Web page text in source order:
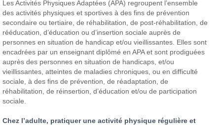
Les Activités Physiques Adaptées (APA) regroupent l’ensemble
des activités physiques et sportives à des fins de prévention
secondaire ou tertiaire, de réhabilitation, de post-réhabilitation, de
rééducation, d’éducation ou d’insertion sociale auprès de
personnes en situation de handicap et/ou vieillissantes. Elles sont
encadrées par un enseignant diplômé en APA et sont prodiguées
auprès des personnes en situation de handicaps, et/ou
vieillissantes, atteintes de maladies chroniques, ou en difficulté
sociale, à des fins de prévention, de réadaptation, de
réhabilitation, de réinsertion, d’éducation et/ou de participation
sociale.
Chez l’adulte, pratiquer une activité physique régulière et